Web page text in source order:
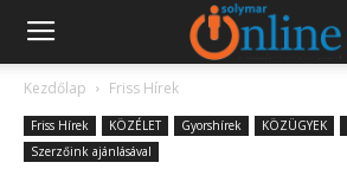
Kezdőlap Friss Hírek
Friss Hírek KÖZÉLET Gyorshírek KÖZÜGYEK
Szerzőink ajánlásával